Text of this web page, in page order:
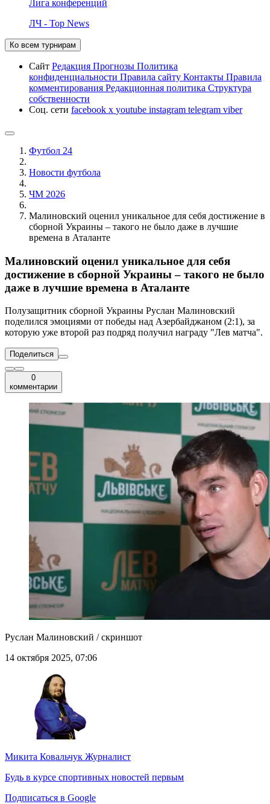
Лига конференций
ЛЧ - Top News
Ко всем турнирам
Сайт Редакция Прогнозы Политика
конфиденциальности Правила сайту Контакты Правила
комментирования Редакционная политика Структура
собственности
Соц. сети facebook x youtube instagram telegram viber
Футбол 24
Новости футбола
ЧМ 2026
Малиновский оценил уникальное для себя достижение в
сборной Украины – такого не было даже в лучшие
времена в Аталанте
Малиновский оценил уникальное для себя
достижение в сборной Украины – такого не было
даже в лучшие времена в Аталанте
Полузащитник сборной Украины Руслан Малиновский
поделился эмоциями от победы над Азербайджаном (2:1), за
которую уже второй раз подряд получил награду "Лев матча".
Поделиться
0
комментарии
Руслан Малиновский / скриншот
14 октября 2025, 07:06
Микита Ковальчук Журналист
Будь в курсе спортивных новостей первым
Подписаться в Google